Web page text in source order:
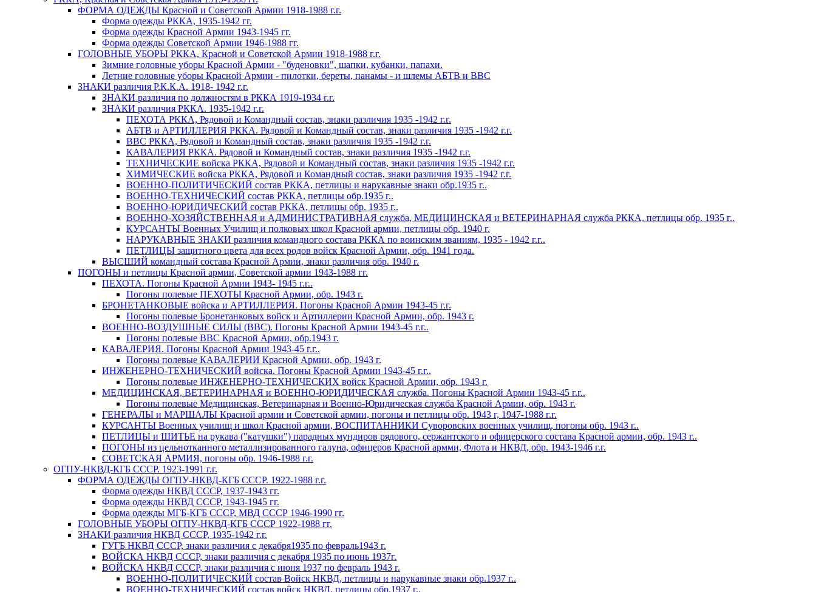
ФОРМА ОДЕЖДЫ Красной и Советской Армии 1918-1988 г.г.
Форма одежды РККА, 1935-1942 гг.
Форма одежды Красной Армии 1943-1945 гг.
Форма одежды Советской Армии 1946-1988 гг.
ГОЛОВНЫЕ УБОРЫ РККА, Красной и Советской Армии 1918-1988 г.г.
Зимние головные уборы Красной Армии - "буденовки", шапки, кубанки, папахи.
Летние головные уборы Красной Армии - пилотки, береты, панамы - и шлемы АБТВ и ВВС
ЗНАКИ различия Р.К.К.А. 1918- 1942 г.г.
ЗНАКИ различия по должностям в РККА 1919-1934 г.г.
ЗНАКИ различия РККА. 1935-1942 г.г.
ПЕХОТА РККА, Рядовой и Командный состав, знаки различия 1935 -1942 г.г.
АБТВ и АРТИЛЛЕРИЯ РККА. Рядовой и Командный состав, знаки различия 1935 -1942 г.г.
ВВС РККА, Рядовой и Командный состав, знаки различия 1935 -1942 г.г.
КАВАЛЕРИЯ РККА. Рядовой и Командный состав, знаки различия 1935 -1942 г.г.
ТЕХНИЧЕСКИЕ войска РККА, Рядовой и Командный состав, знаки различия 1935 -1942 г.г.
ХИМИЧЕСКИЕ войска РККА, Рядовой и Командный состав, знаки различия 1935 -1942 г.г.
ВОЕННО-ПОЛИТИЧЕСКИЙ состав РККА, петлицы и нарукавные знаки обр.1935 г..
ВОЕННО-ТЕХНИЧЕСКИЙ состав РККА, петлицы обр.1935 г..
ВОЕННО-ЮРИДИЧЕСКИЙ состав РККА, петлицы обр. 1935 г..
ВОЕННО-ХОЗЯЙСТВЕННАЯ и АДМИНИСТРАТИВНАЯ служба, МЕДИЦИНСКАЯ и ВЕТЕРИНАРНАЯ служба РККА, петлицы обр. 1935 г..
КУРСАНТЫ Военных Училищ и полковых школ Красной армии, петлицы обр. 1940 г.
НАРУКАВНЫЕ ЗНАКИ различия командного состава РККА по воинским званиям, 1935 - 1942 г.г..
ПЕТЛИЦЫ защитного цвета для всех родов войск Красной Армии, обр. 1941 года.
ВЫСШИЙ командный состава Красной Армии, знаки различия обр. 1940 г.
ПОГОНЫ и петлицы Красной армии, Советской армии 1943-1988 гг.
ПЕХОТА. Погоны Красной Армии 1943- 1945 г.г..
Погоны полевые ПЕХОТЫ Красной Армии, обр. 1943 г.
БРОНЕТАНКОВЫЕ войска и АРТИЛЛЕРИЯ. Погоны Красной Армии 1943-45 г.г.
Погоны полевые Бронетанковых войск и Артиллерии Красной Армии, обр. 1943 г.
ВОЕННО-ВОЗДУШНЫЕ СИЛЫ (ВВС). Погоны Красной Армии 1943-45 г.г..
Погоны полевые ВВС Красной Армии, обр.1943 г.
КАВАЛЕРИЯ. Погоны Красной Армии 1943-45 г.г..
Погоны полевые КАВАЛЕРИИ Красной Армии, обр. 1943 г.
ИНЖЕНЕРНО-ТЕХНИЧЕСКИЙ войска. Погоны Красной Армии 1943-45 г.г..
Погоны полевые ИНЖЕНЕРНО-ТЕХНИЧЕСКИХ войск Красной Армии, обр. 1943 г.
МЕДИЦИНСКАЯ, ВЕТЕРИНАРНАЯ и ВОЕННО-ЮРИДИЧЕСКАЯ служба. Погоны Красной Армии 1943-45 г.г..
Погоны полевые Медицинская, Ветеринарная и Военно-Юридическая служба Красной Армии, обр. 1943 г.
ГЕНЕРАЛЫ и МАРШАЛЫ Красной армии и Советской армии, погоны и петлицы обр. 1943 г, 1947-1988 г.г.
КУРСАНТЫ Военных училищ и школ Красной армии, ВОСПИТАННИКИ Суворовских военных училищ, погоны обр. 1943 г..
ПЕТЛИЦЫ и ШИТЬЕ на рукава ("катушки") парадных мундиров рядового, сержантского и офицерского состава Красной армии, обр. 1943 г..
ПОГОНЫ из цельнотканного металлизированного галуна, офицеров Красной армми, Флота и НКВД, обр. 1943-1946 г.г.
СОВЕТСКАЯ АРМИЯ, погоны обр. 1946-1988 г.г.
ОГПУ-НКВД-КГБ СССР. 1923-1991 г.г.
ФОРМА ОДЕЖДЫ ОГПУ-НКВД-КГБ СССР. 1922-1988 г.г.
Форма одежды НКВД СССР, 1937-1943 гг.
Форма одежды НКВД СССР, 1943-1945 гг.
Форма одежды МГБ-КГБ СССР, МВД СССР 1946-1990 гг.
ГОЛОВНЫЕ УБОРЫ ОГПУ-НКВД-КГБ СССР 1922-1988 гг.
ЗНАКИ различия НКВД СССР, 1935-1942 г.г.
ГУГБ НКВД СССР, знаки различия с декабря1935 по февраль1943 г.
ВОЙСКА НКВД СССР, знаки различия с декабря 1935 по июнь 1937г.
ВОЙСКА НКВД СССР, знаки различия с июня 1937 по февраль 1943 г.
ВОЕННО-ПОЛИТИЧЕСКИЙ состав Войск НКВД, петлицы и нарукавные знаки обр.1937 г..
ВОЕННО-ТЕХНИЧЕСКИЙ состав войск НКВД, петлицы обр.1937 г..